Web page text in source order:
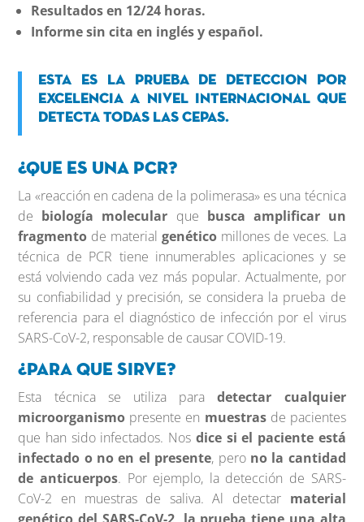
Resultados en 12/24 horas.
Informe sin cita en inglés y español.
Esta es la prueba de deteccion por
excelencia a nivel internacional que
detecta todas las cepas.
¿Que es una PCR?
La «reacción en cadena de la polimerasa» es una técnica
de biología molecular que busca amplificar un
fragmento de materialgenético millones de veces. La
técnica de PCR tiene innumerables aplicaciones y se
está volviendo cada vez más popular. Actualmente, por
su confiabilidad y precisión, se considera la prueba de
referencia para el diagnóstico de infección por el virus
SARS-CoV-2, responsable de causar COVID-19.
¿Para que sirve?
Esta técnica se utiliza paradetectar cualquier
microorganismo presente en muestrasde pacientes
que han sido infectados. Nos dice si el paciente está
infectado o no en el presente, pero no la cantidad
de anticuerpos. Por ejemplo, la detección de SARS-
CoV-2 en muestras de saliva. Al detectar material